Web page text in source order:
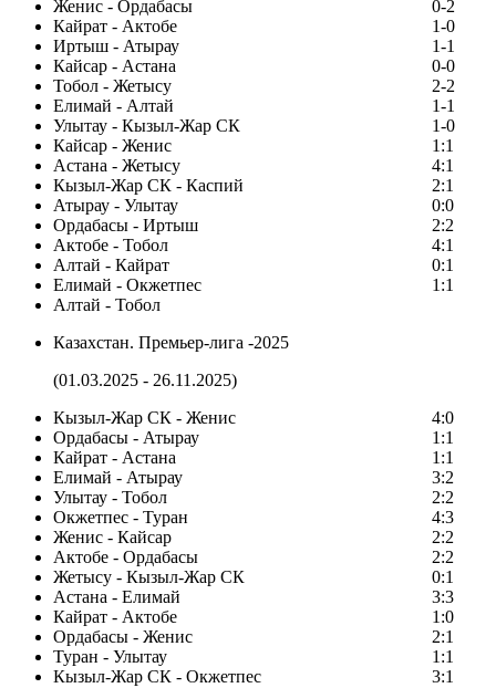
Женис - Ордабасы
0-2
Кайрат - Актобе
1-0
Иртыш - Атырау
1-1
Кайсар - Астана
0-0
Тобол - Жетысу
2-2
Елимай - Алтай
1-1
Улытау - Кызыл-Жар СК
1-0
Кайсар - Женис
1:1
Астана - Жетысу
4:1
Кызыл-Жар СК - Каспий
2:1
Атырау - Улытау
0:0
Ордабасы - Иртыш
2:2
Актобе - Тобол
4:1
Алтай - Кайрат
0:1
Елимай - Окжетпес
1:1
Алтай - Тобол
Казахстан. Премьер-лига -2025
(01.03.2025 - 26.11.2025)
Кызыл-Жар СК - Женис
4:0
Ордабасы - Атырау
1:1
Кайрат - Астана
1:1
Елимай - Атырау
3:2
Улытау - Тобол
2:2
Окжетпес - Туран
4:3
Женис - Кайсар
2:2
Актобе - Ордабасы
2:2
Жетысу - Кызыл-Жар СК
0:1
Астана - Елимай
3:3
Кайрат - Актобе
1:0
Ордабасы - Женис
2:1
Туран - Улытау
1:1
Кызыл-Жар СК - Окжетпес
3:1